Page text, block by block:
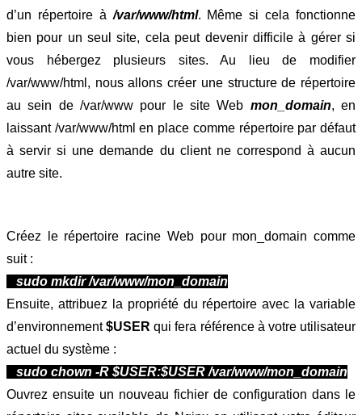
d’un répertoire à /var/www/html. Même si cela fonctionne
bien pour un seul site, cela peut devenir difficile à gérer si
vous hébergez plusieurs sites. Au lieu de modifier
/var/www/html, nous allons créer une structure de répertoire
au sein de /var/www pour le site Web mon_domain, en
laissant /var/www/html en place comme répertoire par défaut
à servir si une demande du client ne correspond à aucun
autre site.
Créez le répertoire racine Web pour mon_domain comme
suit :
sudo mkdir /var/www/mon_domain
Ensuite, attribuez la propriété du répertoire avec la variable
d’environnement $USER qui fera référence à votre utilisateur
actuel du système :
sudo chown -R $USER:$USER /var/www/mon_domain
Ouvrez ensuite un nouveau fichier de configuration dans le